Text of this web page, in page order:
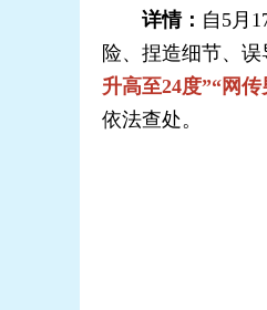
详情： 自5月
险、捏造细节、
升高至24度”“网
依法查处。